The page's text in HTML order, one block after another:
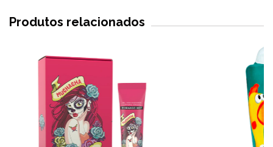
Produtos relacionados